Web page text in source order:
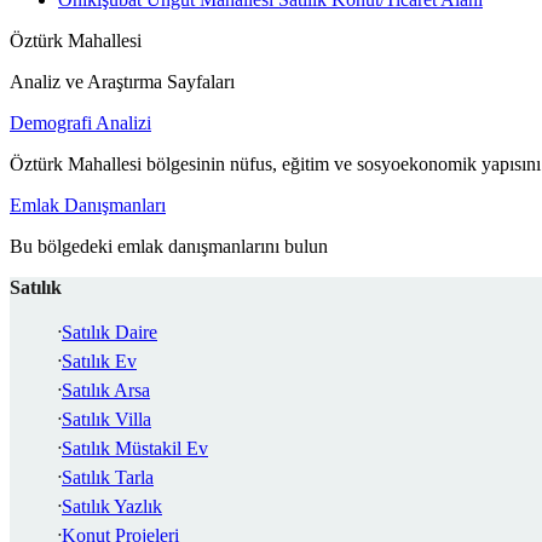
Öztürk Mahallesi
Analiz ve Araştırma Sayfaları
Demografi Analizi
Öztürk Mahallesi bölgesinin nüfus, eğitim ve sosyoekonomik
Emlak Danışmanları
Bu bölgedeki emlak danışmanlarını bulun
Satılık
Satılık Daire
Satılık Ev
Satılık Arsa
Satılık Villa
Satılık Müstakil Ev
Satılık Tarla
Satılık Yazlık
Konut Projeleri